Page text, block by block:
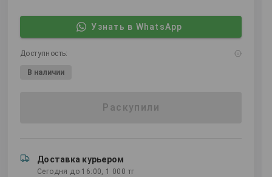
Узнать в WhatsApp
Доступность:
В наличии
Раскупили
Доставка курьером
Сегодня до 16:00, 1 000 тг